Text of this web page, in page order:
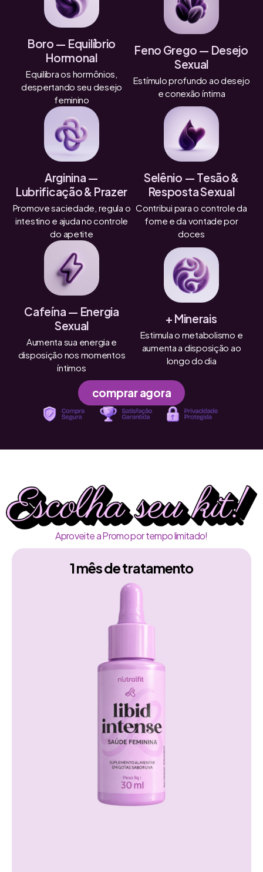
Boro — Equilíbrio
Hormonal
Equilibra os hormônios,
despertando seu desejo
feminino
Feno Grego — Desejo
Sexual
Estímulo profundo ao desejo
e conexão íntima
Arginina —
Lubrificação & Prazer
Promove saciedade, regula o
intestino e ajuda no controle
do apetite
Selênio — Tesão &
Resposta Sexual
Contribui para o controle da
fome e da vontade por
doces
Cafeína — Energia
Sexual
Aumenta sua energia e
disposição nos momentos
íntimos
+ Minerais
Estimula o metabolismo e
aumenta a disposição ao
longo do dia
comprar agora
Aproveite a Promo por tempo limitado!
1 mês de tratamento